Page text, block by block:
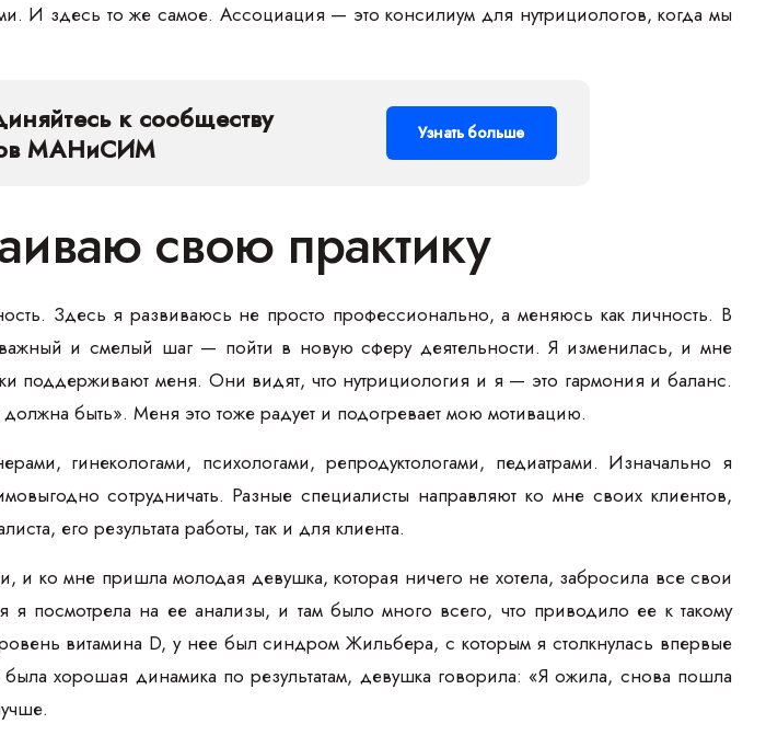
И здесь то же самое. Ассоциация — это консилиум для нутрициологов, когда мы
к сообществу
МАНиСИМ
Узнать больше
свою практику
Здесь я развиваюсь не просто профессионально, а меняюсь как личность. В
и смелый шаг — пойти в новую сферу деятельности. Я изменилась, и мне
поддерживают меня. Они видят, что нутрициология и я — это гармония и баланс.
быть». Меня это тоже радует и подогревает мою мотивацию.
гинекологами, психологами, репродуктологами, педиатрами. Изначально я
сотрудничать. Разные специалисты направляют ко мне своих клиентов,
его результата работы, так и для клиента.
и ко мне пришла молодая девушка, которая ничего не хотела, забросила все свои
посмотрела на ее анализы, и там было много всего, что приводило ее к такому
витамина D, у нее был синдром Жильбера, с которым я столкнулась впервые
хорошая динамика по результатам, девушка говорила: «Я ожила, снова пошла